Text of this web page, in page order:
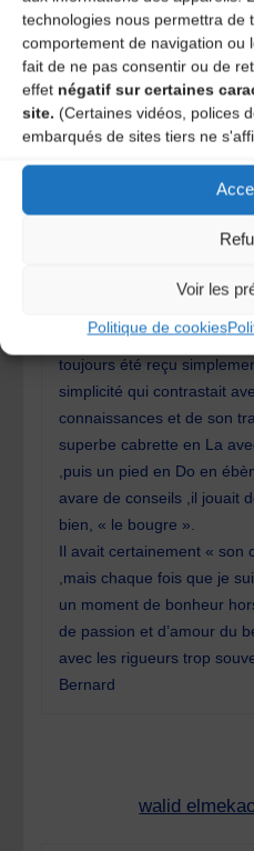
technologies nous permettra de
comportement de navigation ou
fait de ne pas consentir ou de
effet négatif sur certaines
site. (Certaines vidéos, polices
embarqués de sites tiers ne
Voir les
Politique de cookies
sur internet. Le départ de
choc pour ceux qui
pour tous ceux qui
de travail ,de recherche
toujours été reçu
simplicité qui contrastait
connaissances et de son
superbe cabrette en La
,puis un pied en Do en
avare de conseils ,il jouait
bien, « le bougre ».
Il avait certainement « son
,mais chaque fois que je
un moment de bonheur
de passion et d’amour du
avec les rigueurs trop
Bernard
walid